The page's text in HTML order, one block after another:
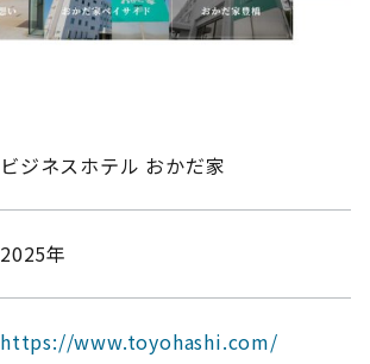
ビジネスホテル おかだ家
2025年
https://www.toyohashi.com/